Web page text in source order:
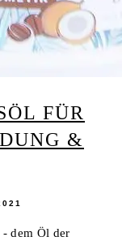
FÜR
&
dem Öl der